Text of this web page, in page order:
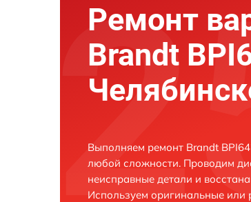
Ремонт
Brandt
Выполняем ремонт Brandt
любой сложности. Проводим
неисправные детали и
Используем оригинальные или